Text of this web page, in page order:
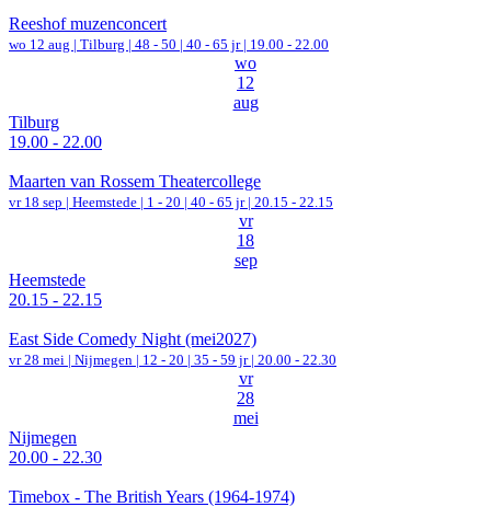
Reeshof muzenconcert
wo 12 aug | Tilburg | 48 - 50 | 40 - 65 jr | 19.00 - 22.00
wo
12
aug
Tilburg
19.00 - 22.00
Maarten van Rossem Theatercollege
vr 18 sep | Heemstede | 1 - 20 | 40 - 65 jr | 20.15 - 22.15
vr
18
sep
Heemstede
20.15 - 22.15
East Side Comedy Night (mei2027)
vr 28 mei | Nijmegen | 12 - 20 | 35 - 59 jr | 20.00 - 22.30
vr
28
mei
Nijmegen
20.00 - 22.30
Timebox - The British Years (1964-1974)